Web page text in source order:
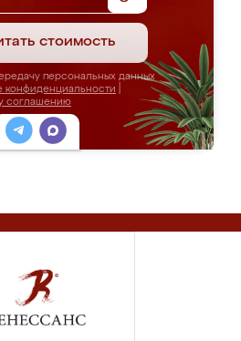
стоимость
персональных данных
конфиденциальности
соглашению